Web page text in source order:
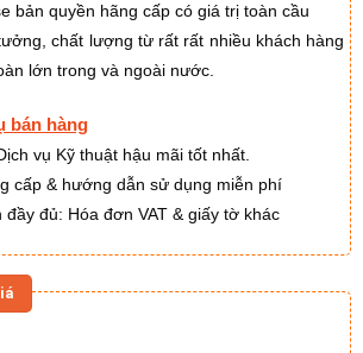
bản quyền hãng cấp có giá trị toàn cầu
chất lượng từ rất rất nhiều khách hàng
lớn trong và ngoài nước.
bán hàng
vụ Kỹ thuật hậu mãi tốt nhất.
cấp & hướng dẫn sử dụng miễn phí
đủ: Hóa đơn VAT & giấy tờ khác